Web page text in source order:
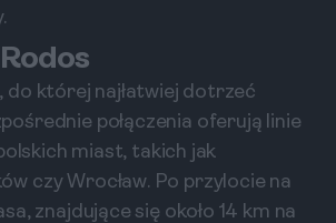
do której najłatwiej dotrzeć
połączenia oferują linie
miast, takich jak
czy Wrocław. Po przylocie na
znajdujące się około 14 km na